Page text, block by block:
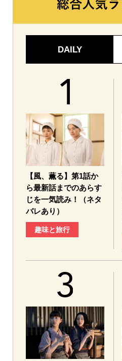
DAILY
【風、薫る】第1話か
ら最新話までのあらす
じを一気読み！（ネタ
バレあり）
趣味と旅行